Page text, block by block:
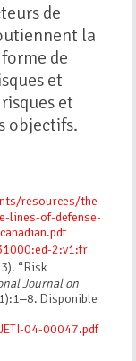
de
la
de
et
et
objectifs.
resources/the-
lines-of-defense-
2:v1:fr
“Risk
Journal on
Disponible
04-00047.pdf